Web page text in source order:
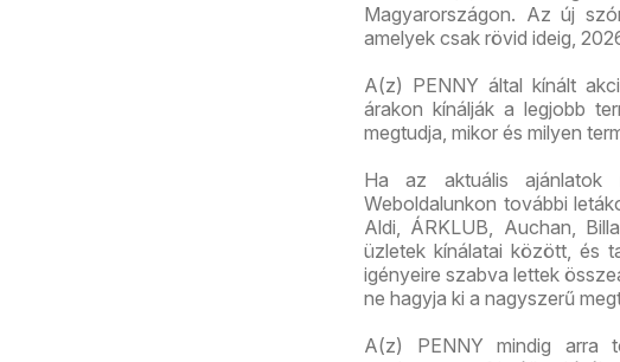
Magyarországon. Az új
amelyek csak rövid ideig,
A(z) PENNY által kínált
árakon kínálják a legjobb
megtudja, mikor és milyen
Ha az aktuális ajánlatok
Weboldalunkon további
Aldi, ÁRKLUB, Auchan,
üzletek kínálatai között, és
igényeire szabva lettek
ne hagyja ki a nagyszerű
A(z) PENNY mindig arra